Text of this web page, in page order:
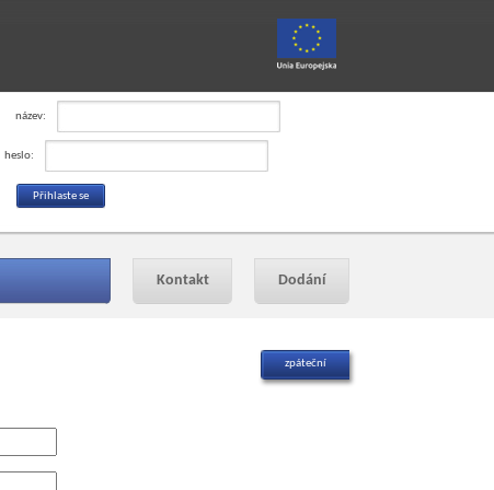
název:
heslo:
Kontakt Dodání